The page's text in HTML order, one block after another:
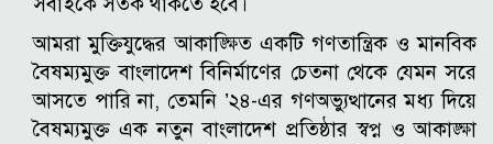
আমরা মুক্তিযুদ্ধের আকাঙ্ক্ষিত একটি গণতান্ত্রিক ও মানবিক
বৈষম্যমুক্ত বাংলাদেশ বিনির্মাণের চেতনা থেকে যেমন সরে
আসতে পারি না, তেমনি ’২৪-এর গণঅভ্যুত্থানের মধ্য দিয়ে
বৈষম্যমুক্ত এক নতুন বাংলাদেশ প্রতিষ্ঠার স্বপ্ন ও আকাঙ্ক্ষা